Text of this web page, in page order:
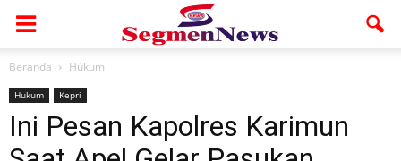
Beranda Hukum
Hukum Kepri
Ini Pesan Kapolres Karimun